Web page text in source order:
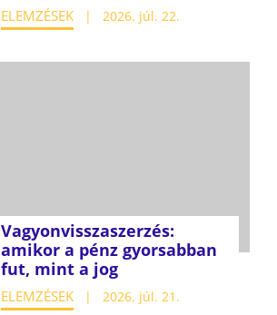
ELEMZÉSEK 2026. júl. 22.
Vagyonvisszaszerzés:
amikor a pénz gyorsabban
fut, mint a jog
ELEMZÉSEK 2026. júl. 21.